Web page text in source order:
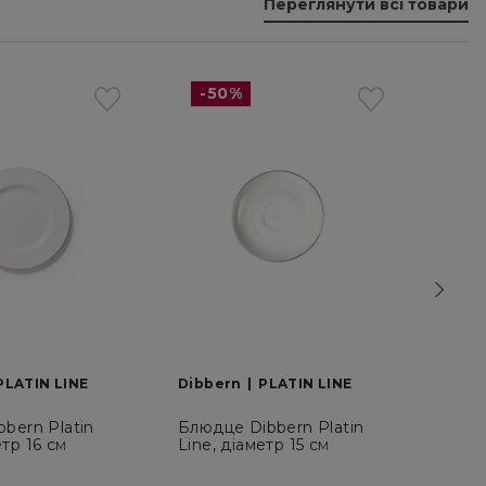
Переглянути всі товари
LINE
Platin
16 см
-50%
Dibbern PLATIN LINE
Блюдце Dibbern Platin
Line, діаметр 15 см